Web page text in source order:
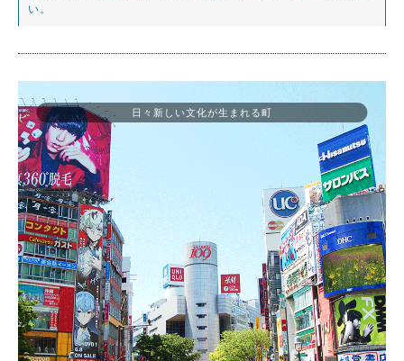
い。
日々新しい文化が生まれる町